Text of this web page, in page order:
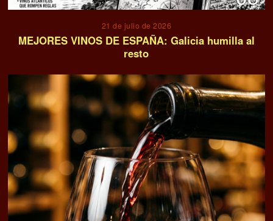
21 de julio de 2026
MEJORES VINOS DE ESPAÑA: Galicia humilla al
resto